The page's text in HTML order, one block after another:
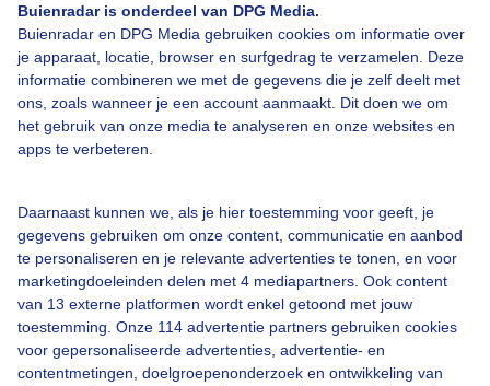
Buienradar is onderdeel van DPG Media.
Buienradar en DPG Media gebruiken cookies om informatie over
je apparaat, locatie, browser en surfgedrag te verzamelen. Deze
informatie combineren we met de gegevens die je zelf deelt met
ons, zoals wanneer je een account aanmaakt. Dit doen we om
het gebruik van onze media te analyseren en onze websites en
apps te verbeteren.
Daarnaast kunnen we, als je hier toestemming voor geeft, je
gegevens gebruiken om onze content, communicatie en aanbod
te personaliseren en je relevante advertenties te tonen, en voor
marketingdoeleinden delen met 4 mediapartners. Ook content
van 13 externe platformen wordt enkel getoond met jouw
toestemming. Onze 114 advertentie partners gebruiken cookies
voor gepersonaliseerde advertenties, advertentie- en
contentmetingen, doelgroepenonderzoek en ontwikkeling van
Bekijk slideshow
Een moment geduld aub...
Over Buienradar